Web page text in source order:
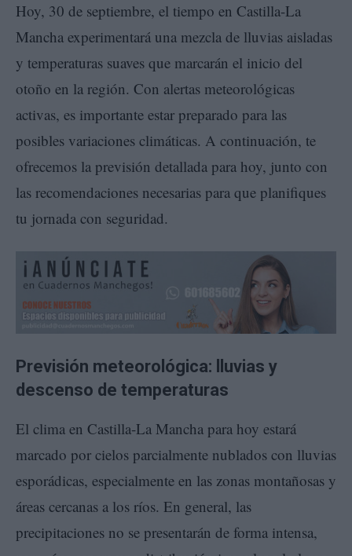
Hoy, 30 de septiembre, el tiempo en Castilla-La
Mancha experimentará una mezcla de lluvias aisladas
y temperaturas suaves que marcarán el inicio del
otoño en la región. Con alertas meteorológicas
activas, es importante estar preparado para las
posibles variaciones climáticas. A continuación, te
ofrecemos la previsión detallada para hoy, junto con
las recomendaciones necesarias para que planifiques
tu jornada con seguridad.
Previsión meteorológica: lluvias y
descenso de temperaturas
El clima en Castilla-La Mancha para hoy estará
marcado por cielos parcialmente nublados con lluvias
esporádicas, especialmente en las zonas montañosas y
áreas cercanas a los ríos. En general, las
precipitaciones no se presentarán de forma intensa,